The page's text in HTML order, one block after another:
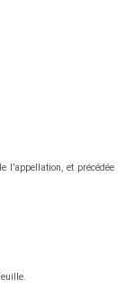
l’appellation, et précédée